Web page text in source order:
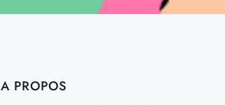
A PROPOS